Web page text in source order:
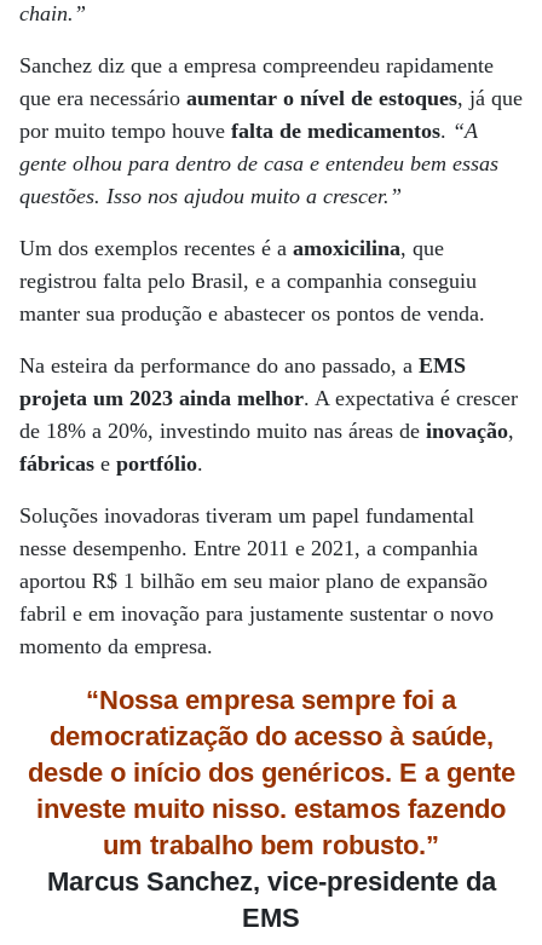
chain.”
Sanchez diz que a empresa compreendeu rapidamente
que era necessário aumentar o nível de estoques, já que
por muito tempo houve falta de medicamentos. “A
gente olhou para dentro de casa e entendeu bem essas
questões. Isso nos ajudou muito a crescer.”
Um dos exemplos recentes é a amoxicilina, que
registrou falta pelo Brasil, e a companhia conseguiu
manter sua produção e abastecer os pontos de venda.
Na esteira da performance do ano passado, a EMS
projeta um 2023 ainda melhor. A expectativa é crescer
de 18% a 20%, investindo muito nas áreas de inovação,
fábricas e portfólio.
Soluções inovadoras tiveram um papel fundamental
nesse desempenho. Entre 2011 e 2021, a companhia
aportou R$ 1 bilhão em seu maior plano de expansão
fabril e em inovação para justamente sustentar o novo
momento da empresa.
“Nossa empresa sempre foi a
democratização do acesso à saúde,
desde o início dos genéricos. E a gente
investe muito nisso. estamos fazendo
um trabalho bem robusto.”
Marcus Sanchez, vice-presidente da
EMS